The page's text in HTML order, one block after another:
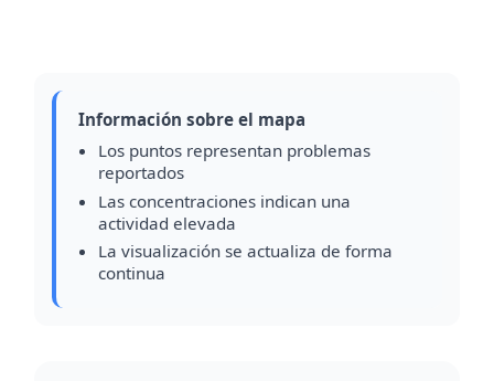
Información sobre el mapa
Los puntos representan problemas
reportados
Las concentraciones indican una
actividad elevada
La visualización se actualiza de forma
continua